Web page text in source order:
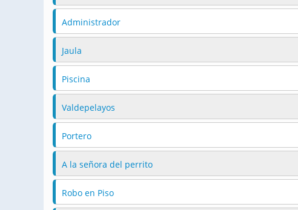
Administrador
Jaula
Piscina
Valdepelayos
Portero
A la señora del perrito
Robo en Piso